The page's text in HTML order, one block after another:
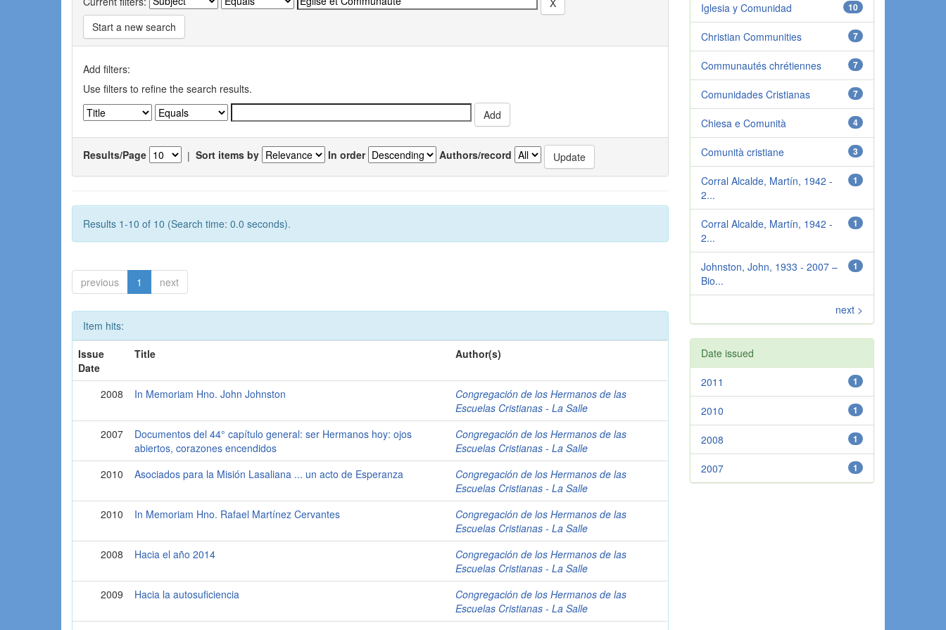
Start a new search
Add filters:
Use filters to refine the search results.
Results/Page | Sort items by In order Authors/record
Results 1-10 of 10 (Search time: 0.0 seconds).
previous 1 next
Item hits:
Issue
Date
Title Author(s)
2008 In Memoriam Hno. John Johnston
Congregación de los Hermanos de las
Escuelas Cristianas - La Salle
2007
Documentos del 44° capítulo general: ser Hermanos hoy: ojos
abiertos, corazones encendidos
Congregación de los Hermanos de las
Escuelas Cristianas - La Salle
2010
Asociados para la Misión Lasaliana ... un acto de Esperanza
Congregación de los Hermanos de las
Escuelas Cristianas - La Salle
2010
In Memoriam Hno. Rafael Martínez Cervantes
Congregación de los Hermanos de las
Escuelas Cristianas - La Salle
2008
Hacia el año 2014
Congregación de los Hermanos de las
Escuelas Cristianas - La Salle
2009
Hacia la autosuficiencia
Congregación de los Hermanos de las
Escuelas Cristianas - La Salle
10
Iglesia y Comunidad
7
Christian Communities
7
Communautés chrétiennes
7
Comunidades Cristianas
4
Chiesa e Comunità
3
Comunità cristiane
1
Corral Alcalde, Martín, 1942 -
2...
1
Corral Alcalde, Martín, 1942 -
2...
1
Johnston, John, 1933 - 2007 –
Bio...
next >
Date issued
1
2011
1
2010
1
2008
1
2007